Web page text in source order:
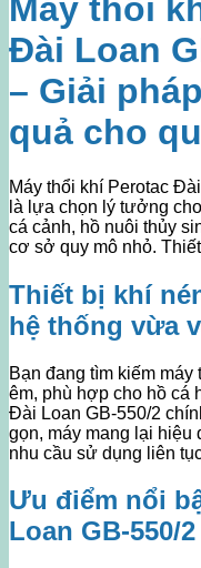
Máy thổi
Đài Loan
– Giải
quả cho
Máy thổi khí Perotac
là lựa chọn lý tưởng
cá cảnh, hồ nuôi thủy
cơ sở quy mô nhỏ.
Thiết bị khí
hệ thống vừa
Bạn đang tìm kiếm
êm, phù hợp cho hồ cá
Đài Loan GB-550/2
gọn, máy mang lại hiệu
nhu cầu sử dụng liên
Ưu điểm nổi
Loan GB-550/